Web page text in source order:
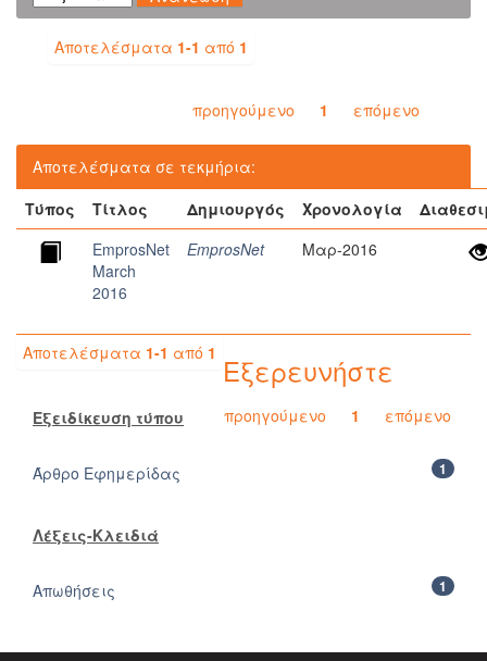
Αποτελέσματα 1-1 από 1
προηγούμενο 1 επόμενο
Αποτελέσματα σε τεκμήρια:
Τύπος
Τίτλος Δημιουργός Χρονολογία
EmprosNet
March
2016
EmprosNet Μαρ-2016
Αποτελέσματα 1-1 από 1
προηγούμενο 1 επόμενο
Εξερευνήστε
Εξειδίκευση τύπου
1
Άρθρο Εφημερίδας
Λέξεις-Κλειδιά
1
Απωθήσεις